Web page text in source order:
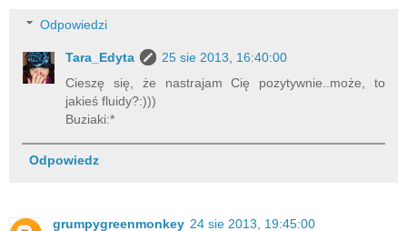
Odpowiedzi
Tara_Edyta
25 sie 2013, 16:40:00
Cieszę się, że nastrajam Cię pozytywnie..może, to
jakieś fluidy?:)))
Buziaki:*
Odpowiedz
grumpygreenmonkey 24 sie 2013, 19:45:00